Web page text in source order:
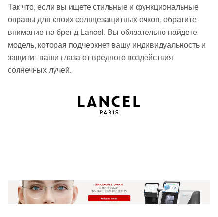
Так что, если вы ищете стильные и функциональные
оправы для своих солнцезащитных очков, обратите
внимание на бренд Lancel. Вы обязательно найдете
модель, которая подчеркнет вашу индивидуальность и
защитит ваши глаза от вредного воздействия
солнечных лучей.